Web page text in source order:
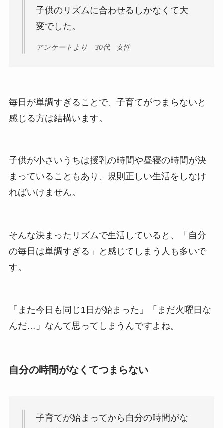
子供のリズムに合わせるしかなくて大
変でした。
アンケートより 30代 女性
毎日が単調すぎることで、子育てがつまらないと
感じる方は結構います。
子供が小さいうちは授乳の時間や昼寝の時間が決
まっていることもあり、規則正しい生活をしなけ
ればいけません。
そんな決まったリズムで生活していると、「自分
の毎日は単調すぎる」と感じてしまう人も多いで
す。
「また今日も同じ1日が始まった」「まだ火曜日な
んだ…」なんて思ってしまうんですよね。
自分の時間がなくてつまらない
子育てが始まってから自分の時間がな